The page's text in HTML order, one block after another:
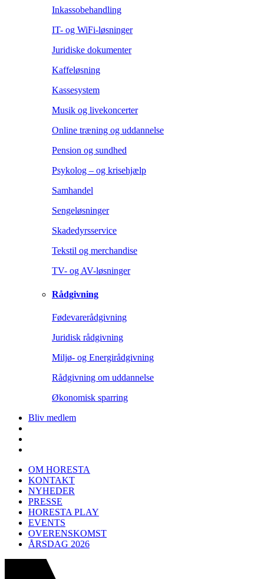
Inkassobehandling
IT- og WiFi-løsninger
Juridiske dokumenter
Kaffeløsning
Kassesystem
Musik og livekoncerter
Online træning og uddannelse
Pension og sundhed
Psykolog – og krisehjælp
Samhandel
Sengeløsninger
Skadedyrsservice
Tekstil og merchandise
TV- og AV-løsninger
Rådgivning
Fødevarerådgivning
Juridisk rådgivning
Miljø- og Energirådgivning
Rådgivning om uddannelse
Økonomisk sparring
Bliv medlem
OM HORESTA
KONTAKT
NYHEDER
PRESSE
HORESTA PLAY
EVENTS
OVERENSKOMST
ÅRSDAG 2026